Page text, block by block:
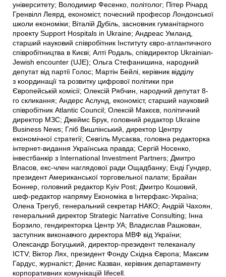
університету; Володимир Фесенко, політолог; Пітер Річард
Гренвілл Леярд, економіст, почесний професор Лондонської
школи економіки; Віталій Дубіль, засновник гуманітарного
проекту Support Hospitals in Ukraine; Андреас Умланд,
старший науковий співробітник Інституту євро-атлантичного
співробітництва в Києві; Алті Родаль, співдиректор Ukrainian-
Jewish encounter (UJE); Ольга Стефанишина, народний
депутат від партії Голос; Мартін Бейлі, керівник відділу
з координації та розвитку цифрової політики при
Європейській комісії; Олексій Рябчин, народний депутат 8-
го скликання; Андерс Аслунд, економіст, старший науковий
співробітник Atlantic Council; Олексій Макєєв, політичний
директор МЗС; Джеймс Брук, головний редактор Ukraine
Business News; Гліб Вишлінський, директор Центру
економічної стратегії; Севгіль Мусаєва, головна редакторка
інтернет-видання Українська правда; Сергій Носенко,
інвестбанкір з International Investment Partners; Дмитро
Власов, екс-член наглядової ради Ощадбанку; Енді Гундер,
президент Американської торговельної палати; Брайан
Боннер, головний редактор Kyiv Post; Дмитро Кошовий,
шеф-редактор напряму Економіка в Інтерфакс-Україна;
Олена Трегуб, генеральний секретар НАКО; Андрій Чахоян,
генеральний директор Strategic Narrative Consulting; Інна
Борзило, гендиректорка Центр УА; Владислав Рашкован,
заступник виконавчого директора МВФ від України;
Олександр Богуцький, директор-президент телеканалу
ICTV; Віктор Лях, президент Фонду Східна Європа; Максим
Гардус, журналіст; Денис Казван, керівник департаменту
корпоративних комунікацій lifecell.